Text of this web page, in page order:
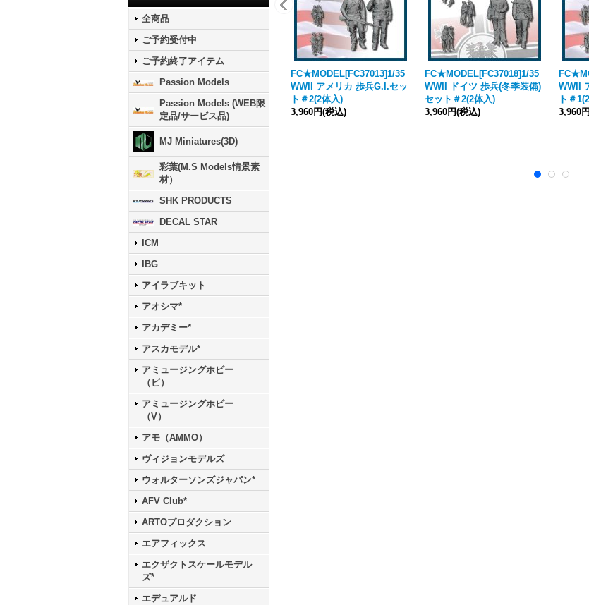
全商品
ご予約受付中
ご予約終了アイテム
Passion Models
Passion Models (WEB限
定品/サービス品)
MJ Miniatures(3D)
彩葉(M.S Models情景素
材）
SHK PRODUCTS
DECAL STAR
ICM
IBG
アイラブキット
アオシマ*
アカデミー*
アスカモデル*
アミュージングホビー
（ビ）
アミュージングホビー
（V）
アモ（AMMO）
ヴィジョンモデルズ
ウォルターソンズジャパン*
AFV Club*
ARTOプロダクション
エアフィックス
エクザクトスケールモデル
ズ*
エデュアルド
FC★MODEL[FC37013]1/35
WWII アメリカ 歩兵G.I.セッ
ト＃2(2体入)
3,960円(税込)
FC★MODEL[FC37018]1/35
WWII ドイツ 歩兵(冬季装備)
セット＃2(2体入)
3,960円(税込)
WWII
ト＃
3,960円